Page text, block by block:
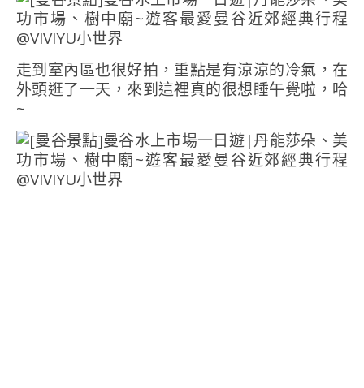
走到室內區也很好拍，重點是有涼涼的冷氣，在
外頭逛了一天，來到這裡真的很想睡午覺啦，哈
~